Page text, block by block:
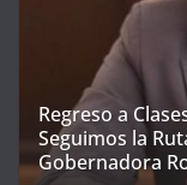
Regreso a
Seguimos la
Gobernadora